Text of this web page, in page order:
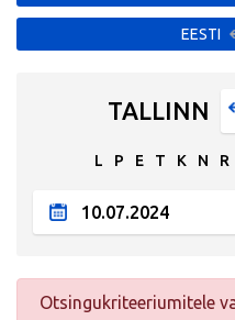
EESTI
TALLINN
L P E T K N R
Otsingukriteeriumitele